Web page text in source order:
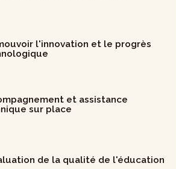
l'innovation et le progrès
et assistance
sur place
de la qualité de l'éducation